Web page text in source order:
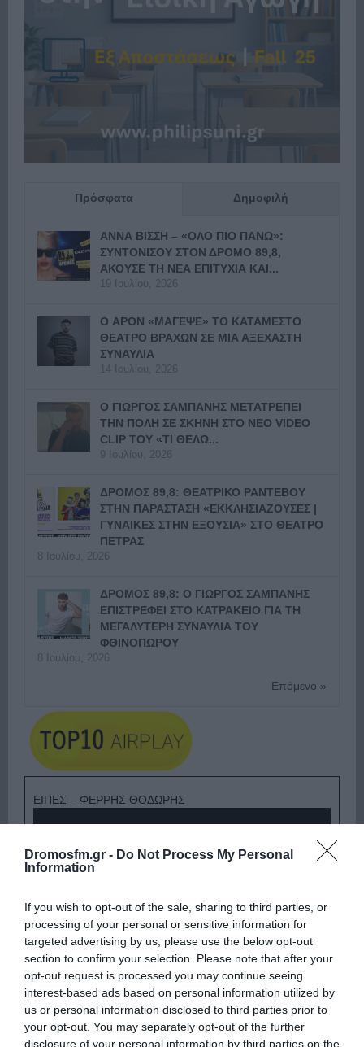
Dromosfm.gr - Do Not Process My Personal
Information
If you wish to opt-out of the sale, sharing to third parties, or
processing of your personal or sensitive information for
targeted advertising by us, please use the below opt-out
section to confirm your selection. Please note that after your
opt-out request is processed you may continue seeing
interest-based ads based on personal information utilized by
us or personal information disclosed to third parties prior to
your opt-out. You may separately opt-out of the further
disclosure of your personal information by third parties on the
Πρόσφατα Δημοφιλή
ΑΝΝΑ ΒΙΣΣΗ – «ΟΛΟ ΠΙΟ ΠΑΝΩ»:
ΣΥΝΤΟΝΙΣΟΥ ΣΤΟΝ ΔΡΟΜΟ 89,8,
ΑΚΟΥΣΕ ΤΗ ΝΕΑ ΕΠΙΤΥΧΙΑ ΚΑΙ...
19 Ιουλίου, 2026
Ο APON «ΜΑΓΕΨΕ» ΤΟ ΚΑΤΑΜΕΣΤΟ
ΘΕΑΤΡΟ ΒΡΑΧΩΝ ΣΕ ΜΙΑ ΑΞΕΧΑΣΤΗ
ΣΥΝΑΥΛΙΑ
14 Ιουλίου, 2026
Ο ΓΙΩΡΓΟΣ ΣΑΜΠΑΝΗΣ ΜΕΤΑΤΡΕΠΕΙ
ΤΗΝ ΠΟΛΗ ΣΕ ΣΚΗΝΗ ΣΤΟ ΝΕΟ VIDEO
CLIP ΤΟΥ «ΤΙ ΘΕΛΩ...
9 Ιουλίου, 2026
ΔΡΟΜΟΣ 89,8: ΘΕΑΤΡΙΚΟ ΡΑΝΤΕΒΟΥ
ΣΤΗΝ ΠΑΡΑΣΤΑΣΗ «ΕΚΚΛΗΣΙΑΖΟΥΣΕΣ |
ΓΥΝΑΙΚΕΣ ΣΤΗΝ ΕΞΟΥΣΙΑ» ΣΤΟ ΘΕΑΤΡΟ
ΠΕΤΡΑΣ
8 Ιουλίου, 2026
ΔΡΟΜΟΣ 89,8: Ο ΓΙΩΡΓΟΣ ΣΑΜΠΑΝΗΣ
ΕΠΙΣΤΡΕΦΕΙ ΣΤΟ ΚΑΤΡΑΚΕΙΟ ΓΙΑ ΤΗ
ΜΕΓΑΛΥΤΕΡΗ ΣΥΝΑΥΛΙΑ ΤΟΥ
ΦΘΙΝΟΠΩΡΟΥ
8 Ιουλίου, 2026
Επόμενο »
ΕΙΠΕΣ – ΦΕΡΡΗΣ ΘΟΔΩΡΗΣ
Ψηφοφορία: 4.2 . Από 391 ψήφους.